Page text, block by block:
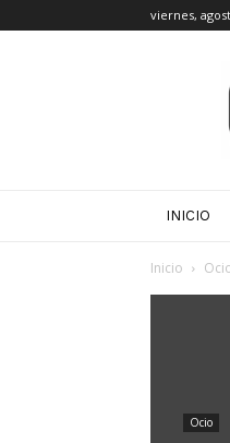
viernes,
INICIO
Inicio
Ocio